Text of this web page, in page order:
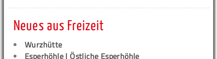
Neues aus Freizeit
Wurzhütte
Esperhöhle | Östliche Esperhöhle